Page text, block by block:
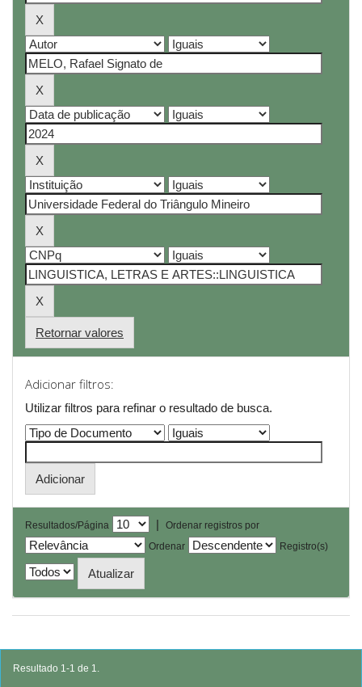
Retornar valores
Adicionar filtros:
Utilizar filtros para refinar o resultado de busca.
Resultados/Página |
Ordenar registros por
Ordenar
Registro(s)
Resultado 1-1 de 1.